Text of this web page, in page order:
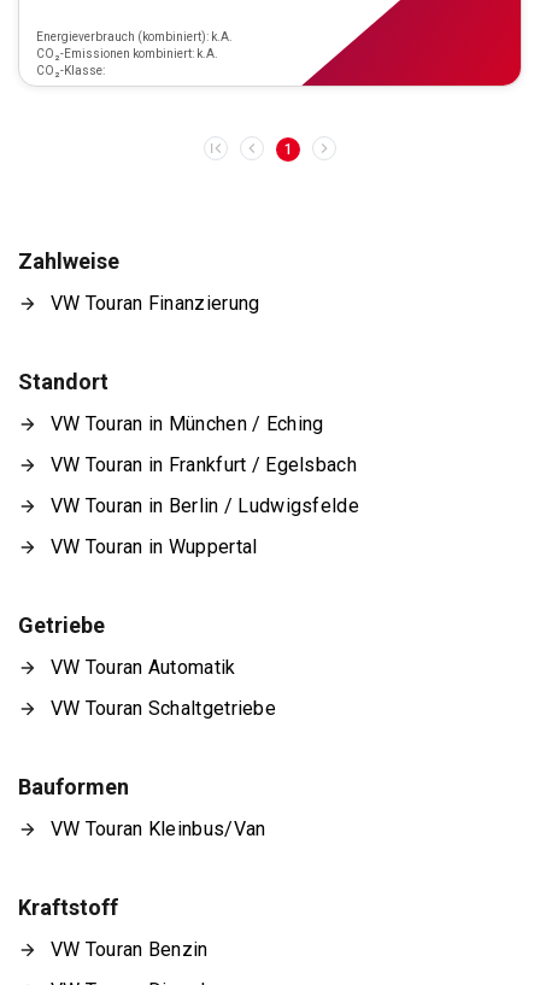
Energieverbrauch (kombiniert): k.A.
CO₂-Emissionen kombiniert: k.A.
CO₂-Klasse:
1
Zahlweise
VW Touran Finanzierung
Standort
VW Touran in München / Eching
VW Touran in Frankfurt / Egelsbach
VW Touran in Berlin / Ludwigsfelde
VW Touran in Wuppertal
Getriebe
VW Touran Automatik
VW Touran Schaltgetriebe
Bauformen
VW Touran Kleinbus/Van
Kraftstoff
VW Touran Benzin